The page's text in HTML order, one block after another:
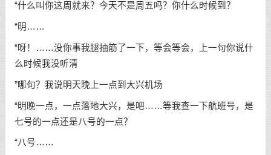
“什么叫你这周就来？今天不是周五吗？你什么时候到？
“明……
“呀！……没你事我腿抽筋了一下，等会等会，上一句你说什
么时候我没听清
”哪句？我说明天晚上一点到大兴机场
“明晚一点，一点落地大兴，是吧……等我查一下航班号，是
七号的一点还是八号的一点？
“八号……